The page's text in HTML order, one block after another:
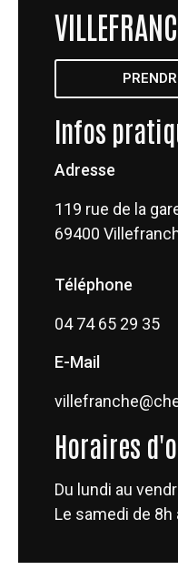
Infos
Adresse
119 rue de la
69400
Téléphone
04 74 65 29 35
E-Mail
Horaires
Du lundi au
Le samedi de 8h